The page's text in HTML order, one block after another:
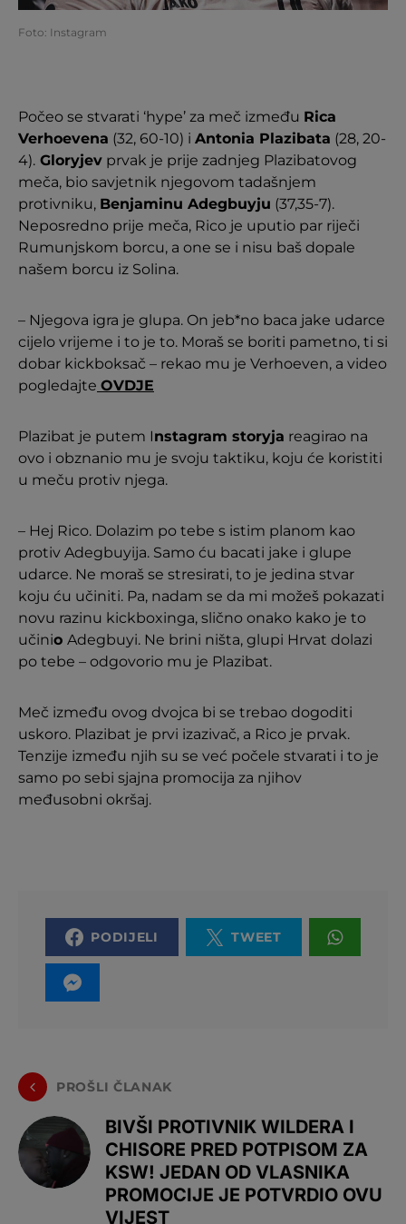
Foto: Instagram
Počeo se stvarati ‘hype’ za meč između Rica
Verhoevena (32, 60-10) i Antonia Plazibata (28, 20-
4). Gloryjev prvak je prije zadnjeg Plazibatovog
meča, bio savjetnik njegovom tadašnjem
protivniku, Benjaminu Adegbuyju (37,35-7).
Neposredno prije meča, Rico je uputio par riječi
Rumunjskom borcu, a one se i nisu baš dopale
našem borcu iz Solina.
– Njegova igra je glupa. On jeb*no baca jake udarce
cijelo vrijeme i to je to. Moraš se boriti pametno, ti si
dobar kickboksač – rekao mu je Verhoeven, a video
pogledajte OVDJE
Plazibat je putem Instagram storyja reagirao na
ovo i obznanio mu je svoju taktiku, koju će koristiti
u meču protiv njega.
– Hej Rico. Dolazim po tebe s istim planom kao
protiv Adegbuyija. Samo ću bacati jake i glupe
udarce. Ne moraš se stresirati, to je jedina stvar
koju ću učiniti. Pa, nadam se da mi možeš pokazati
novu razinu kickboxinga, slično onako kako je to
učinio Adegbuyi. Ne brini ništa, glupi Hrvat dolazi
po tebe – odgovorio mu je Plazibat.
Meč između ovog dvojca bi se trebao dogoditi
uskoro. Plazibat je prvi izazivač, a Rico je prvak.
Tenzije između njih su se već počele stvarati i to je
samo po sebi sjajna promocija za njihov
međusobni okršaj.
PODIJELI TWEET
PROŠLI ČLANAK
BIVŠI PROTIVNIK WILDERA I
CHISORE PRED POTPISOM ZA
KSW! JEDAN OD VLASNIKA
PROMOCIJE JE POTVRDIO OVU
VIJEST